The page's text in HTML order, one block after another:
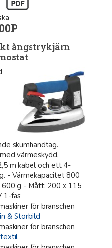
ångstrykjärn
skumhandtag.
värmeskydd,
m kabel och ett 4-
- Värmekapacitet 800
g - Mått: 200 x 115
1-fas
för branschen
& Storbild
för branschen